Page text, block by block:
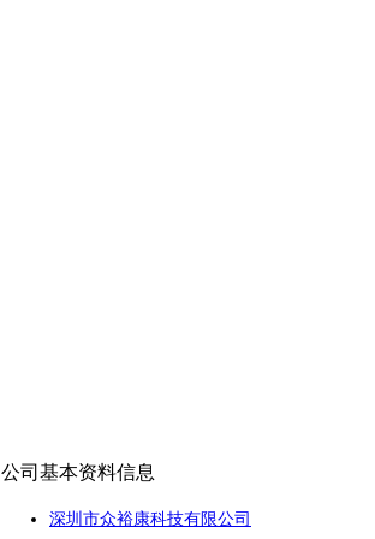
公司基本资料信息
深圳市众裕康科技有限公司